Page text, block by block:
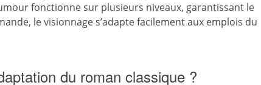
fonctionne sur plusieurs niveaux, garantissant le
le visionnage s’adapte facilement aux emplois du
du roman classique ?